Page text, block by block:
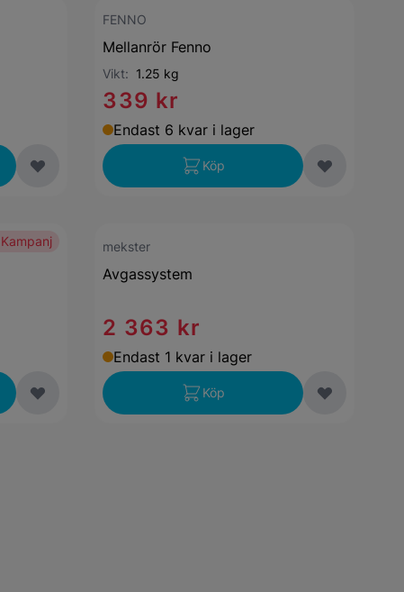
FENNO
Mellanrör Fenno
Vikt: 1.25 kg
339 kr
Endast 6 kvar i lager
Köp
Kampanj mekster
Avgassystem
2 363 kr
Endast 1 kvar i lager
Köp